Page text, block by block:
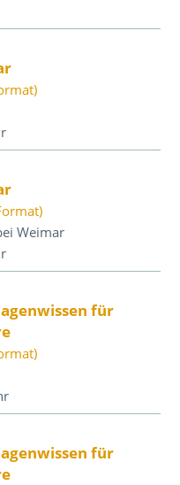
Weimar
für
für